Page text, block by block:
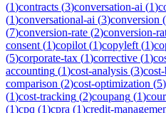
(1)contracts (3)conversation-ai (1)
(1)conversational-ai (3)conversion (
(7)conversion-rate (2)conversion-
consent (1)copilot (1)copyleft (1)
(5)corporate-tax (1)corrective (1)
accounting (1)cost-analysis (3)
comparison (2)cost-optimization (5)
(1)cost-tracking (2)coupang (1)
(1)cpq (1)cpra (1)credit-